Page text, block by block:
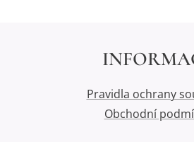
Pravidla ochrany
Obchodní